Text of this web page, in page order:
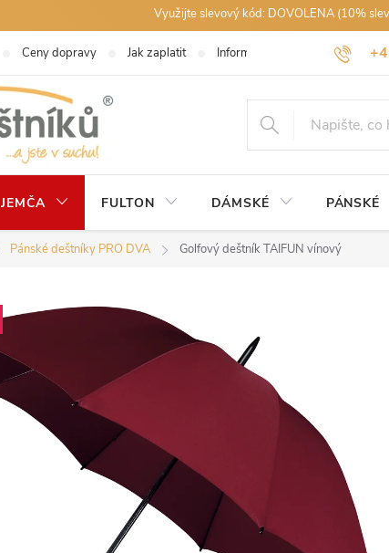
Využijte slevový kód: DOVOLENA (10%
Ceny dopravy Jak zaplatit Informace k nákupu
JEMČA FULTON DÁMSKÉ PÁNSKÉ
Pánské deštníky PRO DVA Golfový deštník TAIFUN vínový